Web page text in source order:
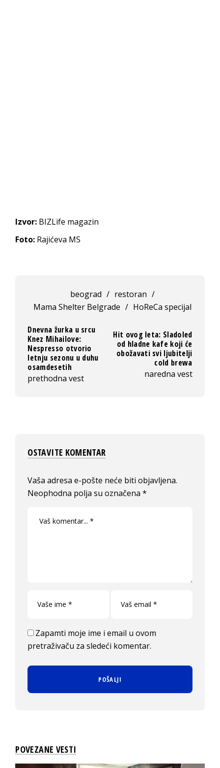
Izvor: BIZLife magazin
Foto: Rajićeva MS
beograd / restoran /
Mama Shelter Belgrade / HoReCa specijal
Dnevna žurka u srcu
Knez Mihailove:
Nespresso otvorio
letnju sezonu u duhu
osamdesetih
prethodna vest
Hit ovog leta: Sladoled
od hladne kafe koji će
obožavati svi ljubitelji
cold brewa
naredna vest
OSTAVITE KOMENTAR
Vaša adresa e-pošte neće biti objavljena.
Neophodna polja su označena*
Zapamti moje ime i email u ovom
pretraživaču za sledeći komentar.
POVEZANE VESTI